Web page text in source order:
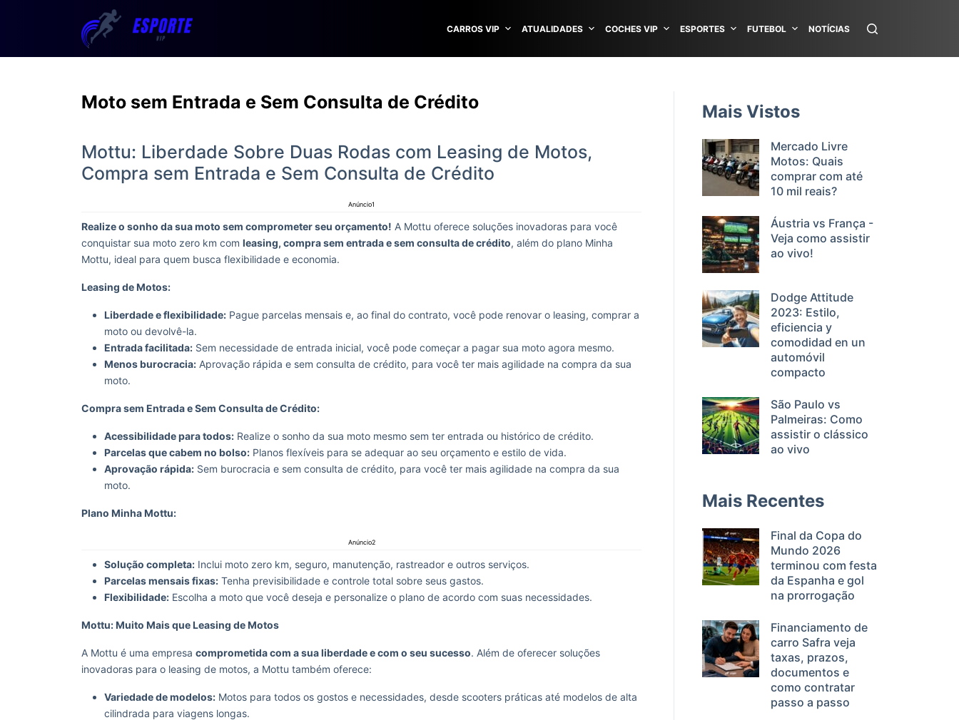
CARROS VIP ATUALIDADES COCHES VIP ESPORTES FUTEBOL NOTÍCIAS
Moto sem Entrada e Sem Consulta de Crédito
Mottu: Liberdade Sobre Duas Rodas com Leasing de Motos,
Compra sem Entrada e Sem Consulta de Crédito
Anúncio1
Realize o sonho da sua moto sem comprometer seu orçamento! A Mottu oferece soluções inovadoras para você
conquistar sua moto zero km com leasing, compra sem entrada e sem consulta de crédito, além do plano Minha
Mottu, ideal para quem busca flexibilidade e economia.
Leasing de Motos:
Liberdade e flexibilidade: Pague parcelas mensais e, ao final do contrato, você pode renovar o leasing, comprar a
moto ou devolvê-la.
Entrada facilitada: Sem necessidade de entrada inicial, você pode começar a pagar sua moto agora mesmo.
Menos burocracia: Aprovação rápida e sem consulta de crédito, para você ter mais agilidade na compra da sua
moto.
Compra sem Entrada e Sem Consulta de Crédito:
Acessibilidade para todos: Realize o sonho da sua moto mesmo sem ter entrada ou histórico de crédito.
Parcelas que cabem no bolso: Planos flexíveis para se adequar ao seu orçamento e estilo de vida.
Aprovação rápida: Sem burocracia e sem consulta de crédito, para você ter mais agilidade na compra da sua
moto.
Plano Minha Mottu:
Anúncio2
Solução completa: Inclui moto zero km, seguro, manutenção, rastreador e outros serviços.
Parcelas mensais fixas: Tenha previsibilidade e controle total sobre seus gastos.
Flexibilidade: Escolha a moto que você deseja e personalize o plano de acordo com suas necessidades.
Mottu: Muito Mais que Leasing de Motos
A Mottu é uma empresa comprometida com a sua liberdade e com o seu sucesso. Além de oferecer soluções
inovadoras para o leasing de motos, a Mottu também oferece:
Variedade de modelos: Motos para todos os gostos e necessidades, desde scooters práticas até modelos de alta
cilindrada para viagens longas.
Mais Vistos
Mercado Livre
Motos: Quais
comprar com até
10 mil reais?
Áustria vs França -
Veja como assistir
ao vivo!
Dodge Attitude
2023: Estilo,
eficiencia y
comodidad en un
automóvil
compacto
São Paulo vs
Palmeiras: Como
assistir o clássico
ao vivo
Mais Recentes
Final da Copa do
Mundo 2026
terminou com festa
da Espanha e gol
na prorrogação
Financiamento de
carro Safra veja
taxas, prazos,
documentos e
como contratar
passo a passo